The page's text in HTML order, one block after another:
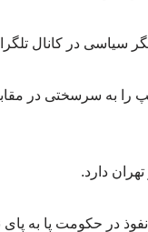
سیاسی در کانال
را به سرسختی در
دارد.
در حکومت پا به پای